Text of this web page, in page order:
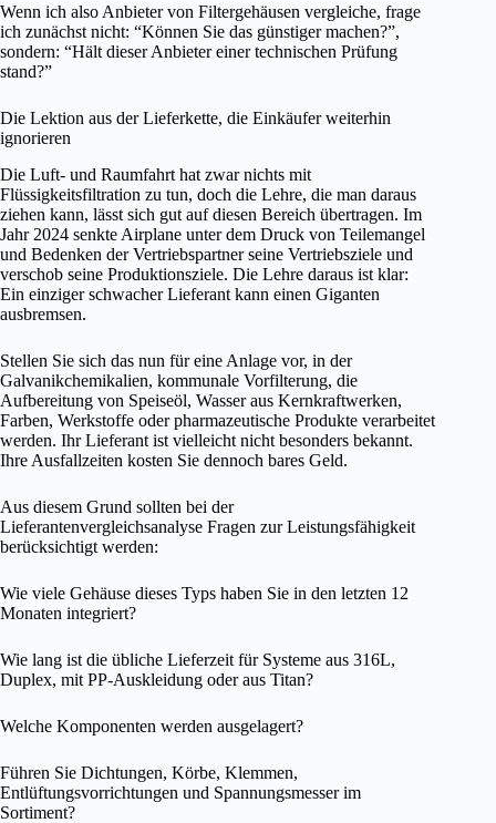
Wenn ich also Anbieter von Filtergehäusen vergleiche, frage
ich zunächst nicht: “Können Sie das günstiger machen?”,
sondern: “Hält dieser Anbieter einer technischen Prüfung
stand?”
Die Lektion aus der Lieferkette, die Einkäufer weiterhin
ignorieren
Die Luft- und Raumfahrt hat zwar nichts mit
Flüssigkeitsfiltration zu tun, doch die Lehre, die man daraus
ziehen kann, lässt sich gut auf diesen Bereich übertragen. Im
Jahr 2024 senkte Airplane unter dem Druck von Teilemangel
und Bedenken der Vertriebspartner seine Vertriebsziele und
verschob seine Produktionsziele. Die Lehre daraus ist klar:
Ein einziger schwacher Lieferant kann einen Giganten
ausbremsen.
Stellen Sie sich das nun für eine Anlage vor, in der
Galvanikchemikalien, kommunale Vorfilterung, die
Aufbereitung von Speiseöl, Wasser aus Kernkraftwerken,
Farben, Werkstoffe oder pharmazeutische Produkte verarbeitet
werden. Ihr Lieferant ist vielleicht nicht besonders bekannt.
Ihre Ausfallzeiten kosten Sie dennoch bares Geld.
Aus diesem Grund sollten bei der
Lieferantenvergleichsanalyse Fragen zur Leistungsfähigkeit
berücksichtigt werden:
Wie viele Gehäuse dieses Typs haben Sie in den letzten 12
Monaten integriert?
Wie lang ist die übliche Lieferzeit für Systeme aus 316L,
Duplex, mit PP-Auskleidung oder aus Titan?
Welche Komponenten werden ausgelagert?
Führen Sie Dichtungen, Körbe, Klemmen,
Entlüftungsvorrichtungen und Spannungsmesser im
Sortiment?